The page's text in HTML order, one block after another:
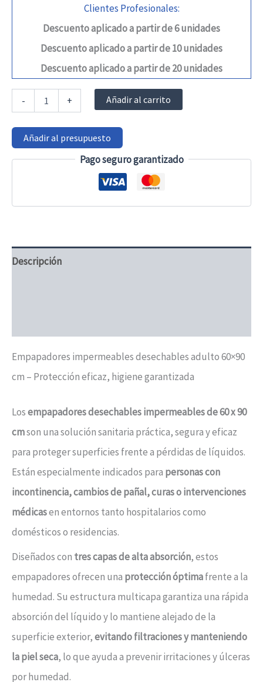
Clientes Profesionales:
Descuento aplicado a partir de 6 unidades
Descuento aplicado a partir de 10 unidades
Descuento aplicado a partir de 20 unidades
-
impermeables
desechables
60x90cm
+ Añadir al carrito
Añadir al presupuesto
Pago seguro garantizado
Descripción
Empapadores impermeables desechables adulto 60×90
cm – Protección eficaz, higiene garantizada
Losempapadores desechables impermeables de 60 x 90
cmson una solución sanitaria práctica, segura y eficaz
para proteger superficies frente a pérdidas de líquidos.
Están especialmente indicados para personas con
incontinencia, cambios de pañal, curas o intervenciones
médicasen entornos tanto hospitalarios como
domésticos o residencias.
Diseñados con tres capas de alta absorción, estos
empapadores ofrecen una protección óptimafrente a la
humedad. Su estructura multicapa garantiza una rápida
absorción del líquido y lo mantiene alejado de la
superficie exterior,evitando filtraciones y manteniendo
la piel seca, lo que ayuda a prevenir irritaciones y úlceras
por humedad.